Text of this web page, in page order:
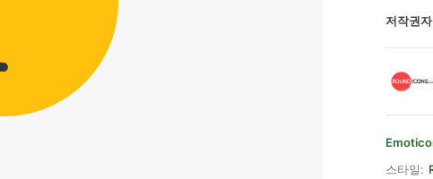
저작권
스타일: